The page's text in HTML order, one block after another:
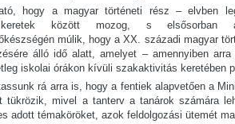
hogy a magyar történeti rész – elvben
keretek között mozog, s elsősorban
múlik, hogy a XX. századi magyar
álló idő alatt, amelyet – amennyiben
iskolai órákon kívüli szakaktivitás keretében
rá arra is, hogy a fentiek alapvetően a
tükrözik, mivel a tanterv a tanárok számára
adott témaköröket, azok feldolgozási ütemét